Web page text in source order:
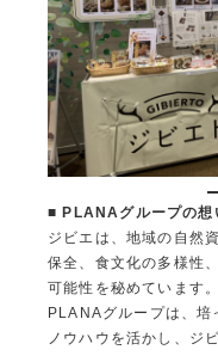
■ PLANAグループの想
ジビエは、地域の自然
保全、食文化の多様性
可能性を秘めています。
PLANAグループは、培
ノウハウを活かし、ジ